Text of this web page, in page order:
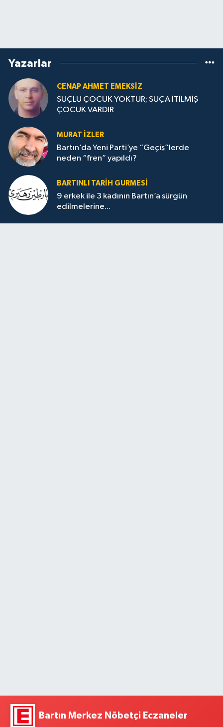
Yazarlar
CENAP AHMET EMEKSİZ
SUÇLU ÇOCUK YOKTUR; SUÇA İTİLMİŞ
ÇOCUK VARDIR
MURAT İZLER
Bartın’da Yeni Parti’ye “Geçiş”lerde
neden “fren” yapıldı?
BARTINLI TARIH GURMESI
9 erkek ile 3 kadının Bartın’a sürgün
edilmelerine...
Bartın Merkez Nöbetçi Eczaneler